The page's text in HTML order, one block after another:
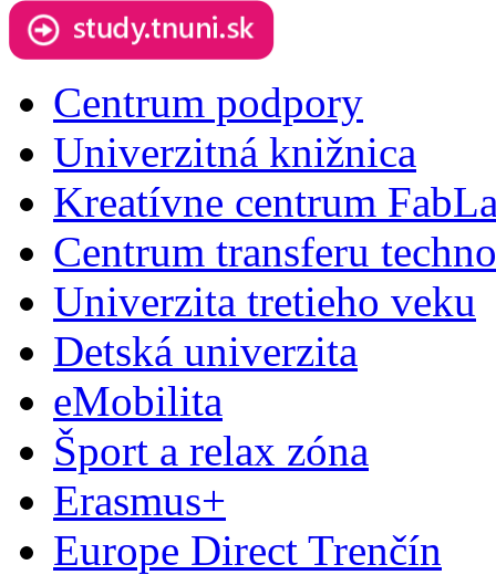
Centrum podpory
Univerzitná knižnica
Kreatívne centrum
Centrum transferu
Univerzita tretieho veku
Detská univerzita
eMobilita
Šport a relax zóna
Erasmus+
Europe Direct Trenčín